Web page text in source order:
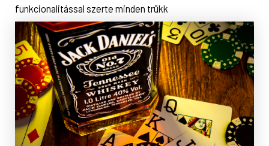
funkcionalitással szerte minden trükk